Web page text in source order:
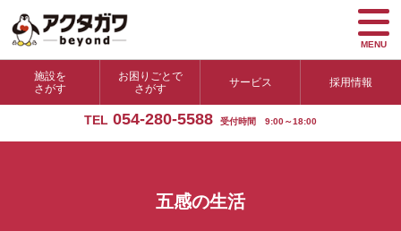
施設を
さがす
お困りごとで
さがす
サービス 採用情報
TEL 054-280-5588 受付時間 9:00～18:00
MENU
五感の生活